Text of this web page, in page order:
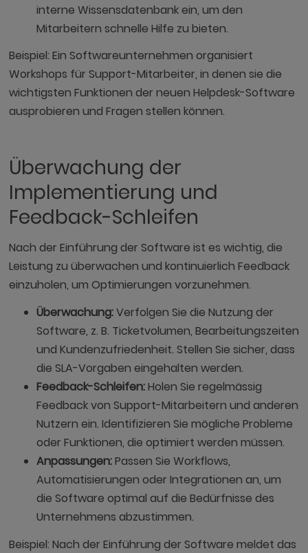
interne Wissensdatenbank ein, um den
Mitarbeitern schnelle Hilfe zu bieten.
Beispiel: Ein Softwareunternehmen organisiert
Workshops für Support-Mitarbeiter, in denen sie die
wichtigsten Funktionen der neuen Helpdesk-Software
ausprobieren und Fragen stellen können.
Überwachung der
Implementierung und
Feedback-Schleifen
Nach der Einführung der Software ist es wichtig, die
Leistung zu überwachen und kontinuierlich Feedback
einzuholen, um Optimierungen vorzunehmen.
Überwachung:Verfolgen Sie die Nutzung der
Software, z. B. Ticketvolumen, Bearbeitungszeiten
und Kundenzufriedenheit. Stellen Sie sicher, dass
die SLA-Vorgaben eingehalten werden.
Feedback-Schleifen:Holen Sie regelmässig
Feedback von Support-Mitarbeitern und anderen
Nutzern ein. Identifizieren Sie mögliche Probleme
oder Funktionen, die optimiert werden müssen.
Anpassungen:Passen Sie Workflows,
Automatisierungen oder Integrationen an, um
die Software optimal auf die Bedürfnisse des
Unternehmens abzustimmen.
Beispiel: Nach der Einführung der Software meldet das